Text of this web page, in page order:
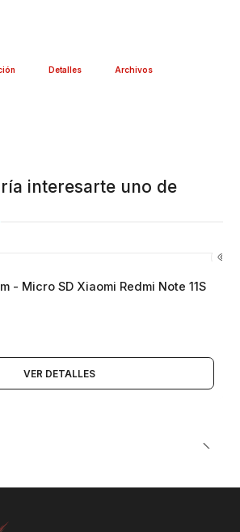
Detalles Archivos
interesarte uno de
- Micro SD Xiaomi Redmi Note 11S
VER DETALLES